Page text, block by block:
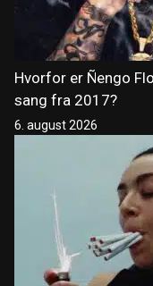
Hvorfor er Ñengo
sang fra 2017?
6. august 2026